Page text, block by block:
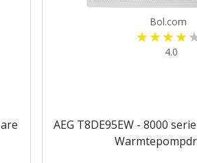
Bol.com
4.0
AEG T8DE95EW - 8000